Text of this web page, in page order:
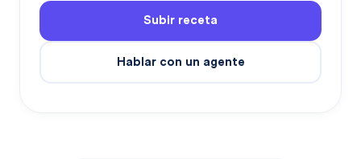
Subir receta
Hablar con un agente